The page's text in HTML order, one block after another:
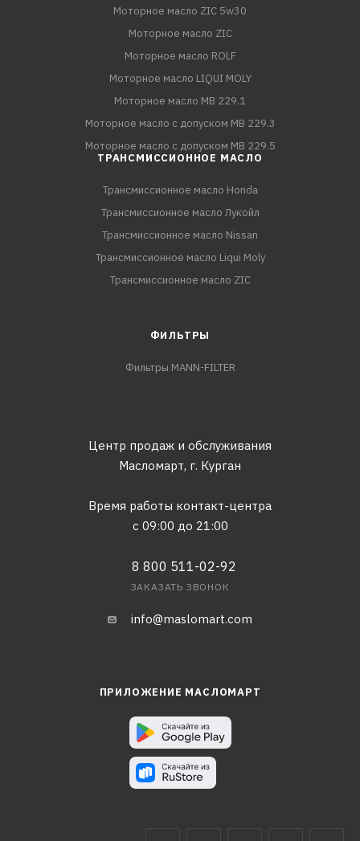
Моторное масло ZIC 5w30
Моторное масло ZIC
Моторное масло ROLF
Моторное масло LIQUI MOLY
Моторное масло MB 229.1
Моторное масло с допуском MB 229.3
Моторное масло с допуском MB 229.5
ТРАНСМИССИОННОЕ МАСЛО
Трансмиссионное масло Honda
Трансмиссионное масло Лукойл
Трансмиссионное масло Nissan
Трансмиссионное масло Liqui Moly
Трансмиссионное масло ZIC
ФИЛЬТРЫ
Фильтры MANN-FILTER
Центр продаж и обслуживания
Масломарт, г. Курган
Время работы контакт-центра
с 09:00 до 21:00
8 800 511-02-92
ЗАКАЗАТЬ ЗВОНОК
info@maslomart.com
ПРИЛОЖЕНИЕ МАСЛОМАРТ